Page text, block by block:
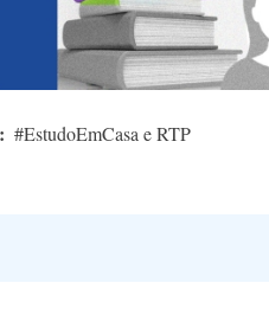
#EstudoEmCasa e RTP